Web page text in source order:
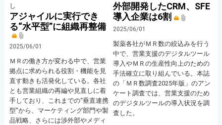
し
アジャイルに実行でき
る“水平型”に組織再整備
2025/06/01
ＭＲの働き方が変わる中で、営業
拠点に求められる役割・機能を見
直す動きも活発化している。各社
とも営業組織の再編や見直しに着
手しており、これまでの“垂直連携
型”から、マーケティング部門や製
品戦略、さらには渉外部やメディ
外部開発したCRM、SFE
導入企業は6割
2025/06/01
製薬各社がＭＲ数の絞込みを行う
中で、営業支援のデジタルツール
導入やＭＲの生産性向上のための
手法確立に取り組んでいる。本誌
の「ＭＲ数調査2025年版」のアン
ケート調査では、営業支援のため
のデジタルツールの導入状況を調
査した。